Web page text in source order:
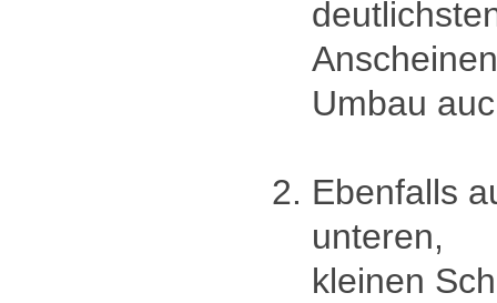
Umbau
Ebenfalls
unteren,
kleinen